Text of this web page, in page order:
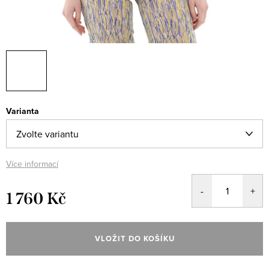
Varianta
Více informací
1 760 Kč
cena:
VLOŽIT DO KOŠÍKU